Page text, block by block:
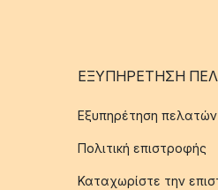
ΕΞΥΠΗΡΈΤΗΣΗ
Εξυπηρέτηση πελατών
Πολιτική επιστροφής
Καταχωρίστε την